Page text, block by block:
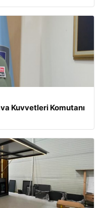
Kuvvetleri Komutanı